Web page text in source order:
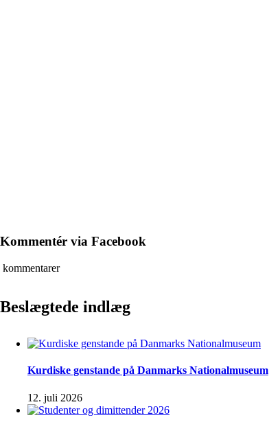
Kommentér via Facebook
kommentarer
Beslægtede indlæg
Kurdiske genstande på Danmarks Nationalmuseum
12. juli 2026